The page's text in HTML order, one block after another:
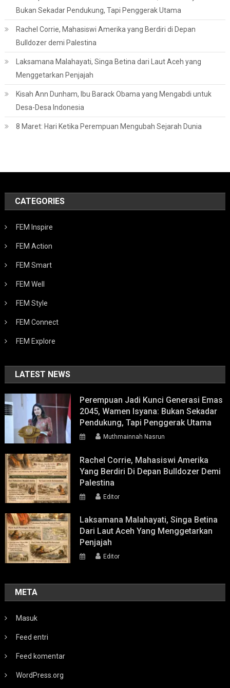
Bukan Sekadar Pendukung, Tapi Penggerak Utama
Rachel Corrie, Mahasiswi Amerika yang Berdiri di Depan
Bulldozer demi Palestina
Laksamana Malahayati, Singa Betina dari Laut Aceh yang
Menggetarkan Penjajah
Kisah Ann Dunham, Ibu Barack Obama yang Mengabdi untuk
Desa-Desa Indonesia
8 Maret: Hari Ketika Perempuan Mengubah Sejarah Dunia
CATEGORIES
FEM Inspire
FEM Action
FEM Smart
FEM Well
FEM Style
FEM Connect
FEM Explore
LATEST NEWS
Perempuan Jadi Kunci Generasi Emas
2045, Wamen Isyana: Bukan Sekadar
Pendukung, Tapi Penggerak Utama
Muthmainnah Nasrun
Rachel Corrie, Mahasiswi Amerika
Yang Berdiri Di Depan Bulldozer Demi
Palestina
Editor
Laksamana Malahayati, Singa Betina
Dari Laut Aceh Yang Menggetarkan
Penjajah
Editor
META
Masuk
Feed entri
Feed komentar
WordPress.org